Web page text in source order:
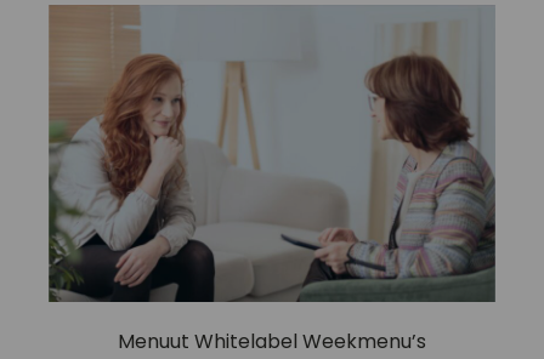
Menuut Whitelabel Weekmenu’s